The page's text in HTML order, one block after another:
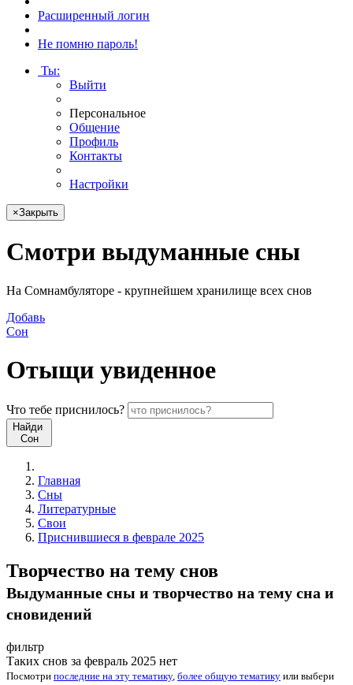
Расширенный логин
Не помню пароль!
Ты:
Выйти
Персональное
Общение
Профиль
Контакты
Настройки
×Закрыть
Смотри выдуманные сны
На Сомнамбуляторе - крупнейшем хранилище всех снов
Добавь
Сон
Отыщи увиденное
Что тебе приснилось?
Найди
Сон
Главная
Сны
Литературные
Свои
Приснившиеся в феврале 2025
Творчество на тему снов
Выдуманные сны и творчество на тему сна и
сновидений
фильтр
Таких снов за февраль 2025 нет
Посмотри последние на эту тематику, более общую тематику или выбери